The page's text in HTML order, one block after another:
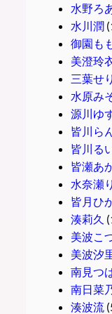
水野ろ
水川潤
御園も
美澄玲
三葉せり
水原み
源川ゆ
皆川らん
皆川る
皆瀬あ
水奈瀬
皆月ひ
湊莉久
美波こ
美波汐
南見つ
南日菜
湊波流